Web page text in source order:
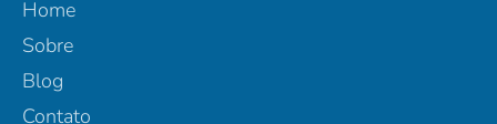
Home
Sobre
Blog
Contato